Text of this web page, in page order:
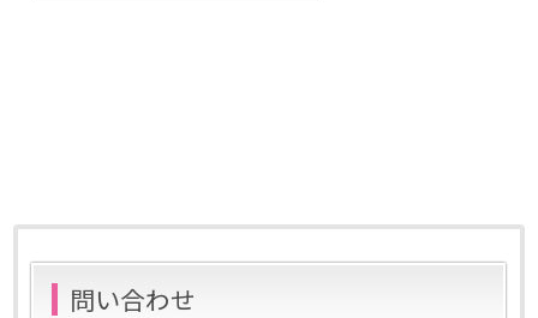
問い合わせ